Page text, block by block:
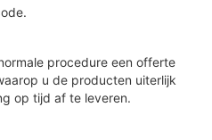
procedure een offerte
u de producten uiterlijk
op tijd af te leveren.